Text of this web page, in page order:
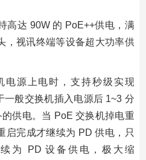
高达 90W 的 PoE++供电，满
，视讯终端等设备超大功率供
电源上电时，支持秒级实现
一般交换机插入电源后 1~3 分
供电。当 PoE 交换机掉电重
启完成才继续为 PD 供电，只
为 PD 设备供电，极大缩